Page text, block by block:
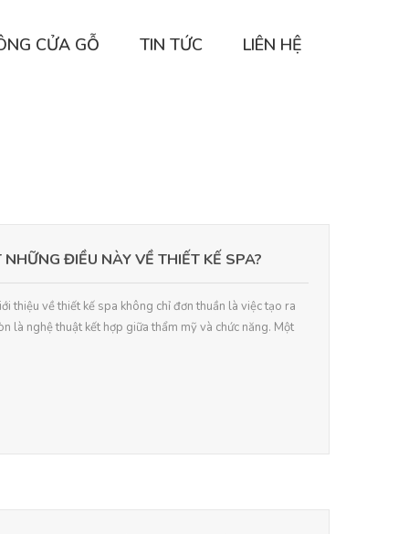
CỬA GỖ TIN TỨC LIÊN HỆ
ĐIỀU NÀY VỀ THIẾT KẾ SPA?
thiệu về thiết kế spa không chỉ đơn thuần là việc tạo ra
là nghệ thuật kết hợp giữa thẩm mỹ và chức năng. Một